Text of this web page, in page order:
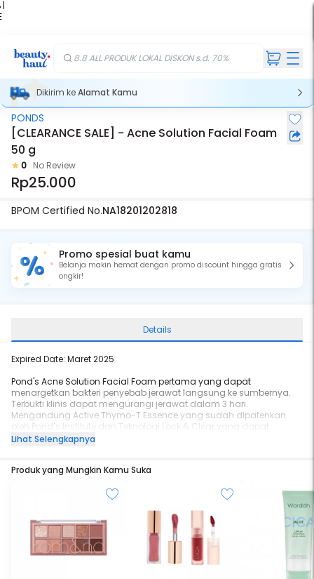
|
8.8 ALL PRODUK LOKAL DISKON s.d. 70%
Dikirim keAlamat Kamu
PONDS
[CLEARANCE SALE] - Acne Solution Facial Foam
50 g
0 No Review
Rp25.000
BPOM Certified No.NA18201202818
Promo spesial buat kamu
Belanja makin hemat dengan promo discount hingga gratis
ongkir!
Details
Expired Date: Maret 2025
Pond's Acne Solution Facial Foam pertama yang dapat
menargetkan bakteri penyebab jerawat langsung ke sumbernya.
Terbukti klinis dapat mengurangi jerawat dalam 3 hari.
Mengandung Active Thymo-T Essence yang sudah dipatenkan
oleh Pond’s Institute dan Teknologi Lock & Clear yang dapat
mengurangi bakteri penyebab jerawat.
Lihat Selengkapnya
Produk yang Mungkin Kamu Suka